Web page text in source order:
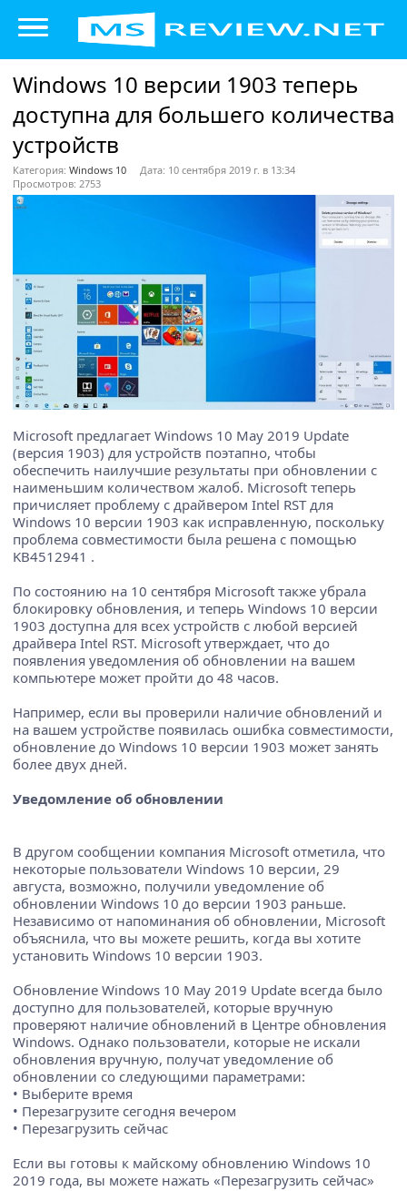
Windows 10 версии 1903 теперь
доступна для большего количества
устройств
Категория: Windows 10
Дата: 10 сентября 2019 г. в 13:34
Просмотров: 2753
Microsoft предлагает Windows 10 May 2019 Update
(версия 1903) для устройств поэтапно, чтобы
обеспечить наилучшие результаты при обновлении с
наименьшим количеством жалоб. Microsoft теперь
причисляет проблему с драйвером Intel RST для
Windows 10 версии 1903 как исправленную, поскольку
проблема совместимости была решена с помощью
KB4512941 .
По состоянию на 10 сентября Microsoft также убрала
блокировку обновления, и теперь Windows 10 версии
1903 доступна для всех устройств с любой версией
драйвера Intel RST. Microsoft утверждает, что до
появления уведомления об обновлении на вашем
компьютере может пройти до 48 часов.
Например, если вы проверили наличие обновлений и
на вашем устройстве появилась ошибка совместимости,
обновление до Windows 10 версии 1903 может занять
более двух дней.
Уведомление об обновлении
В другом сообщении компания Microsoft отметила, что
некоторые пользователи Windows 10 версии, 29
августа, возможно, получили уведомление об
обновлении Windows 10 до версии 1903 раньше.
Независимо от напоминания об обновлении, Microsoft
объяснила, что вы можете решить, когда вы хотите
установить Windows 10 версии 1903.
Обновление Windows 10 May 2019 Update всегда было
доступно для пользователей, которые вручную
проверяют наличие обновлений в Центре обновления
Windows. Однако пользователи, которые не искали
обновления вручную, получат уведомление об
обновлении со следующими параметрами:
• Выберите время
• Перезагрузите сегодня вечером
• Перезагрузить сейчас
Если вы готовы к майскому обновлению Windows 10
2019 года, вы можете нажать «Перезагрузить сейчас»